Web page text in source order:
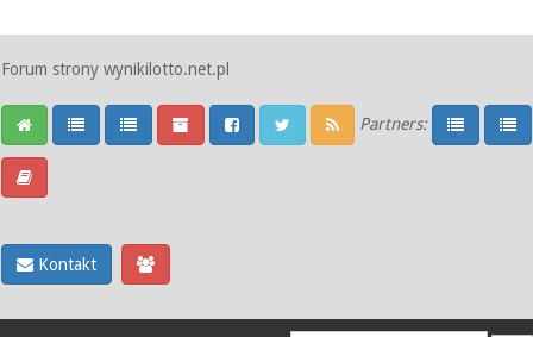
Forum strony wynikilotto.net.pl
Partners:
Kontakt